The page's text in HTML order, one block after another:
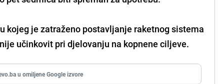
kojeg je zatraženo postavljanje raketnog sistema
učinkovit pri djelovanju na kopnene ciljeve.
u omiljene Google izvore